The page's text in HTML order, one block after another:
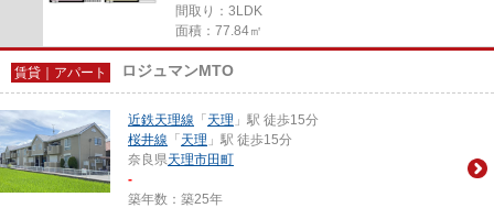
間取り：3LDK
面積：77.84㎡
賃貸｜アパート ロジュマンMTO
近鉄天理線 「 天理 」駅 徒歩15分
桜井線 「 天理 」駅 徒歩15分
奈良県天理市田町
-
築年数：築25年